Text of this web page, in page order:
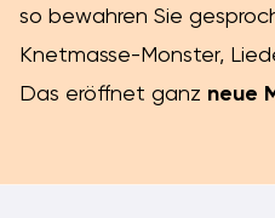
so bewahren Sie
Knetmasse-Monster,
Das eröffnet ganz neue